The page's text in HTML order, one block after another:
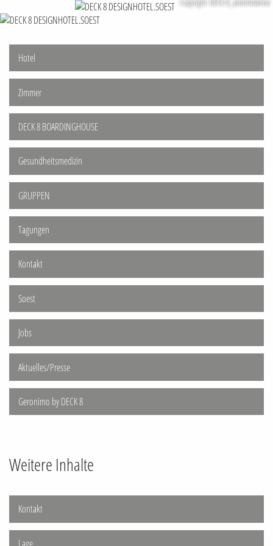
Hotel
Zimmer
DECK 8 BOARDINGHOUSE
Gesundheitsmedizin
GRUPPEN
Tagungen
Kontakt
Soest
Jobs
Aktuelles/Presse
Geronimo by DECK 8
Weitere Inhalte
Kontakt